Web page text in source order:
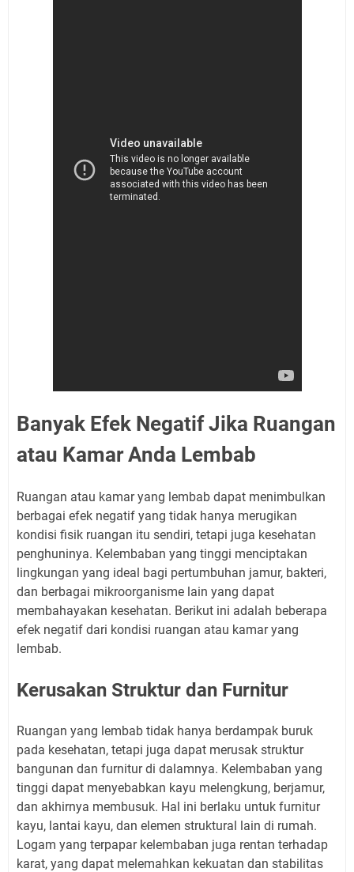
Banyak Efek Negatif Jika Ruangan
atau Kamar Anda Lembab
Ruangan atau kamar yang lembab dapat menimbulkan
berbagai efek negatif yang tidak hanya merugikan
kondisi fisik ruangan itu sendiri, tetapi juga kesehatan
penghuninya. Kelembaban yang tinggi menciptakan
lingkungan yang ideal bagi pertumbuhan jamur, bakteri,
dan berbagai mikroorganisme lain yang dapat
membahayakan kesehatan. Berikut ini adalah beberapa
efek negatif dari kondisi ruangan atau kamar yang
lembab.
Kerusakan Struktur dan Furnitur
Ruangan yang lembab tidak hanya berdampak buruk
pada kesehatan, tetapi juga dapat merusak struktur
bangunan dan furnitur di dalamnya. Kelembaban yang
tinggi dapat menyebabkan kayu melengkung, berjamur,
dan akhirnya membusuk. Hal ini berlaku untuk furnitur
kayu, lantai kayu, dan elemen struktural lain di rumah.
Logam yang terpapar kelembaban juga rentan terhadap
karat, yang dapat melemahkan kekuatan dan stabilitas